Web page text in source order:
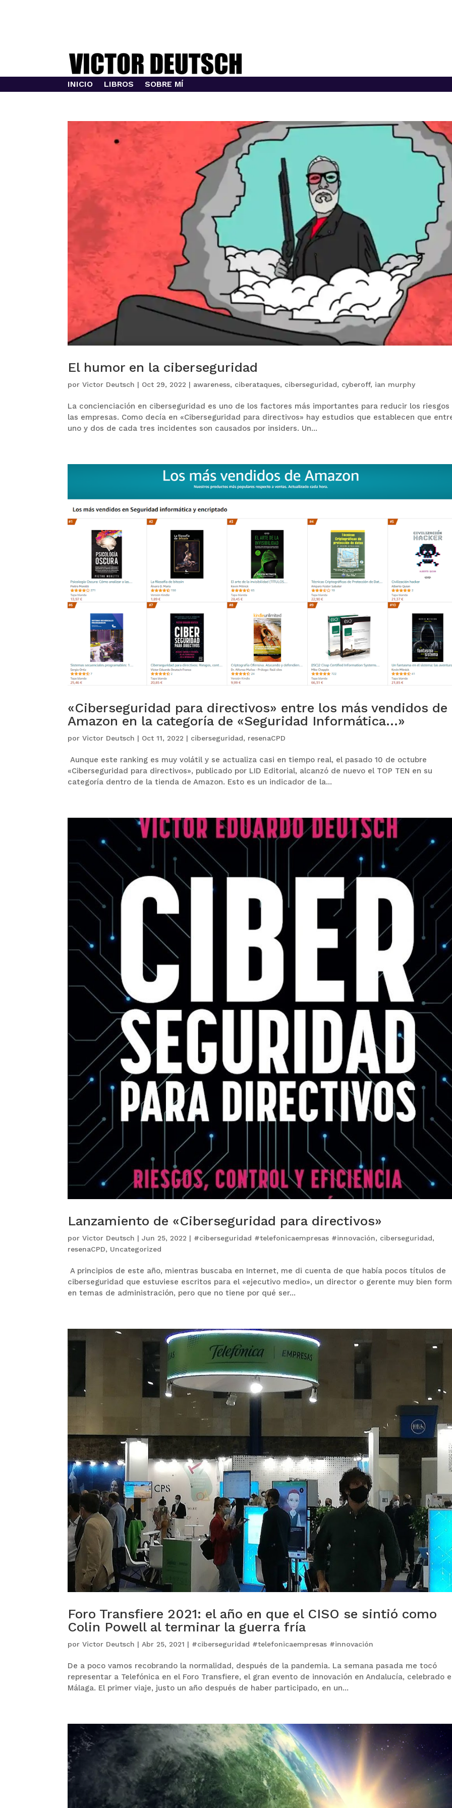
INICIO LIBROS SOBRE MÍ
El humor en la ciberseguridad
porVictor Deutsch | Oct 29, 2022 | awareness, ciberataques, ciberseguridad, cyberoff, ian murphy
La concienciación en ciberseguridad es uno de los factores más importantes para reducir los riesgos
las empresas. Como decía en «Ciberseguridad para directivos» hay estudios que establecen que
uno y dos de cada tres incidentes son causados por insiders. Un...
«Ciberseguridad para directivos» entre los más vendidos de
Amazon en la categoría de «Seguridad Informática…»
porVictor Deutsch | Oct 11, 2022 | ciberseguridad, resenaCPD
Aunque este ranking es muy volátil y se actualiza casi en tiempo real, el pasado 10 de octubre
«Ciberseguridad para directivos», publicado por LID Editorial, alcanzó de nuevo el TOP TEN en su
categoría dentro de la tienda de Amazon. Esto es un indicador de la...
Lanzamiento de «Ciberseguridad para directivos»
porVictor Deutsch |Jun 25, 2022 | #ciberseguridad #telefonicaempresas #innovación, ciberseguridad,
resenaCPD, Uncategorized
A principios de este año, mientras buscaba en Internet, me di cuenta de que había pocos títulos de
ciberseguridad que estuviese escritos para el «ejecutivo medio», un director o gerente muy bien
en temas de administración, pero que no tiene por qué ser...
Foro Transfiere 2021: el año en que el CISO se sintió como
Colin Powell al terminar la guerra fría
porVictor Deutsch | Abr 25, 2021 | #ciberseguridad #telefonicaempresas #innovación
De a poco vamos recobrando la normalidad, después de la pandemia. La semana pasada me tocó
representar a Telefónica en el Foro Transfiere, el gran evento de innovación en Andalucía, celebrado
Málaga. El primer viaje, justo un año después de haber participado, en un...